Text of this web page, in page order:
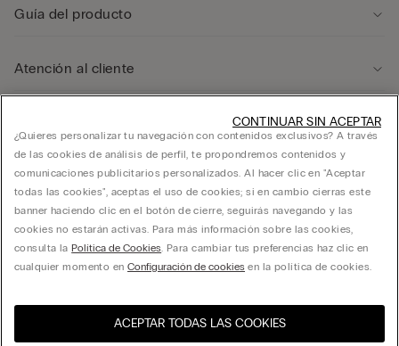
Selecciona la talla
Guía del producto
Atención al cliente
Empresa
FRANCHISING CALZEDONIA ESPAÑA, S.A. calle Ciencias 71-87, Polígono Pedrosa,
United States
¿Quieres personalizar tu navegación con contenidos exclusivos? A través
de las cookies de análisis de perfil, te propondremos contenidos y
comunicaciones publicitarios personalizados. Al hacer clic en "Aceptar
todas las cookies", aceptas el uso de cookies; si en cambio cierras este
banner haciendo clic en el botón de cierre, seguirás navegando y las
cookies no estarán activas. Para más información sobre las cookies,
consulta laPolítica de Cookies. Para cambiar tus preferencias haz clic en
cualquier momento enConfiguración de cookies en la política de cookies.
ACEPTAR TODAS LAS COOKIES
CONTINUAR SIN ACEPTAR